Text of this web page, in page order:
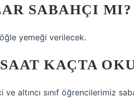
SABAHÇI MI?
öğle yemeği verilecek.
KAÇTA
ve altıncı sınıf öğrencilerimiz